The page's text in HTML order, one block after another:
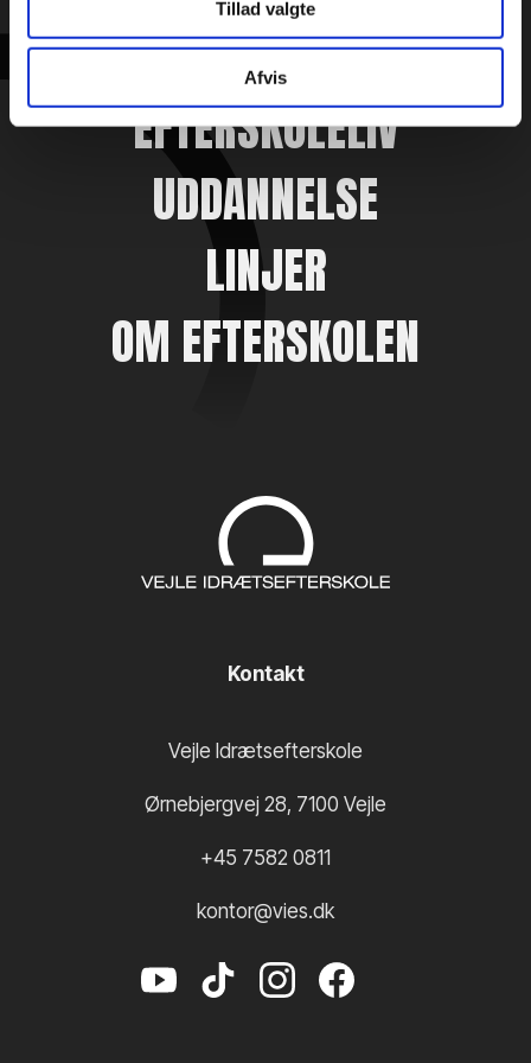
Tillad valgte
Afvis
Kontakt
Vejle Idrætsefterskole
Ørnebjergvej 28, 7100 Vejle
+45 7582 0811
kontor@vies.dk
EFTERSKOLELIV
UDDANNELSE
LINJER
OM EFTERSKOLEN